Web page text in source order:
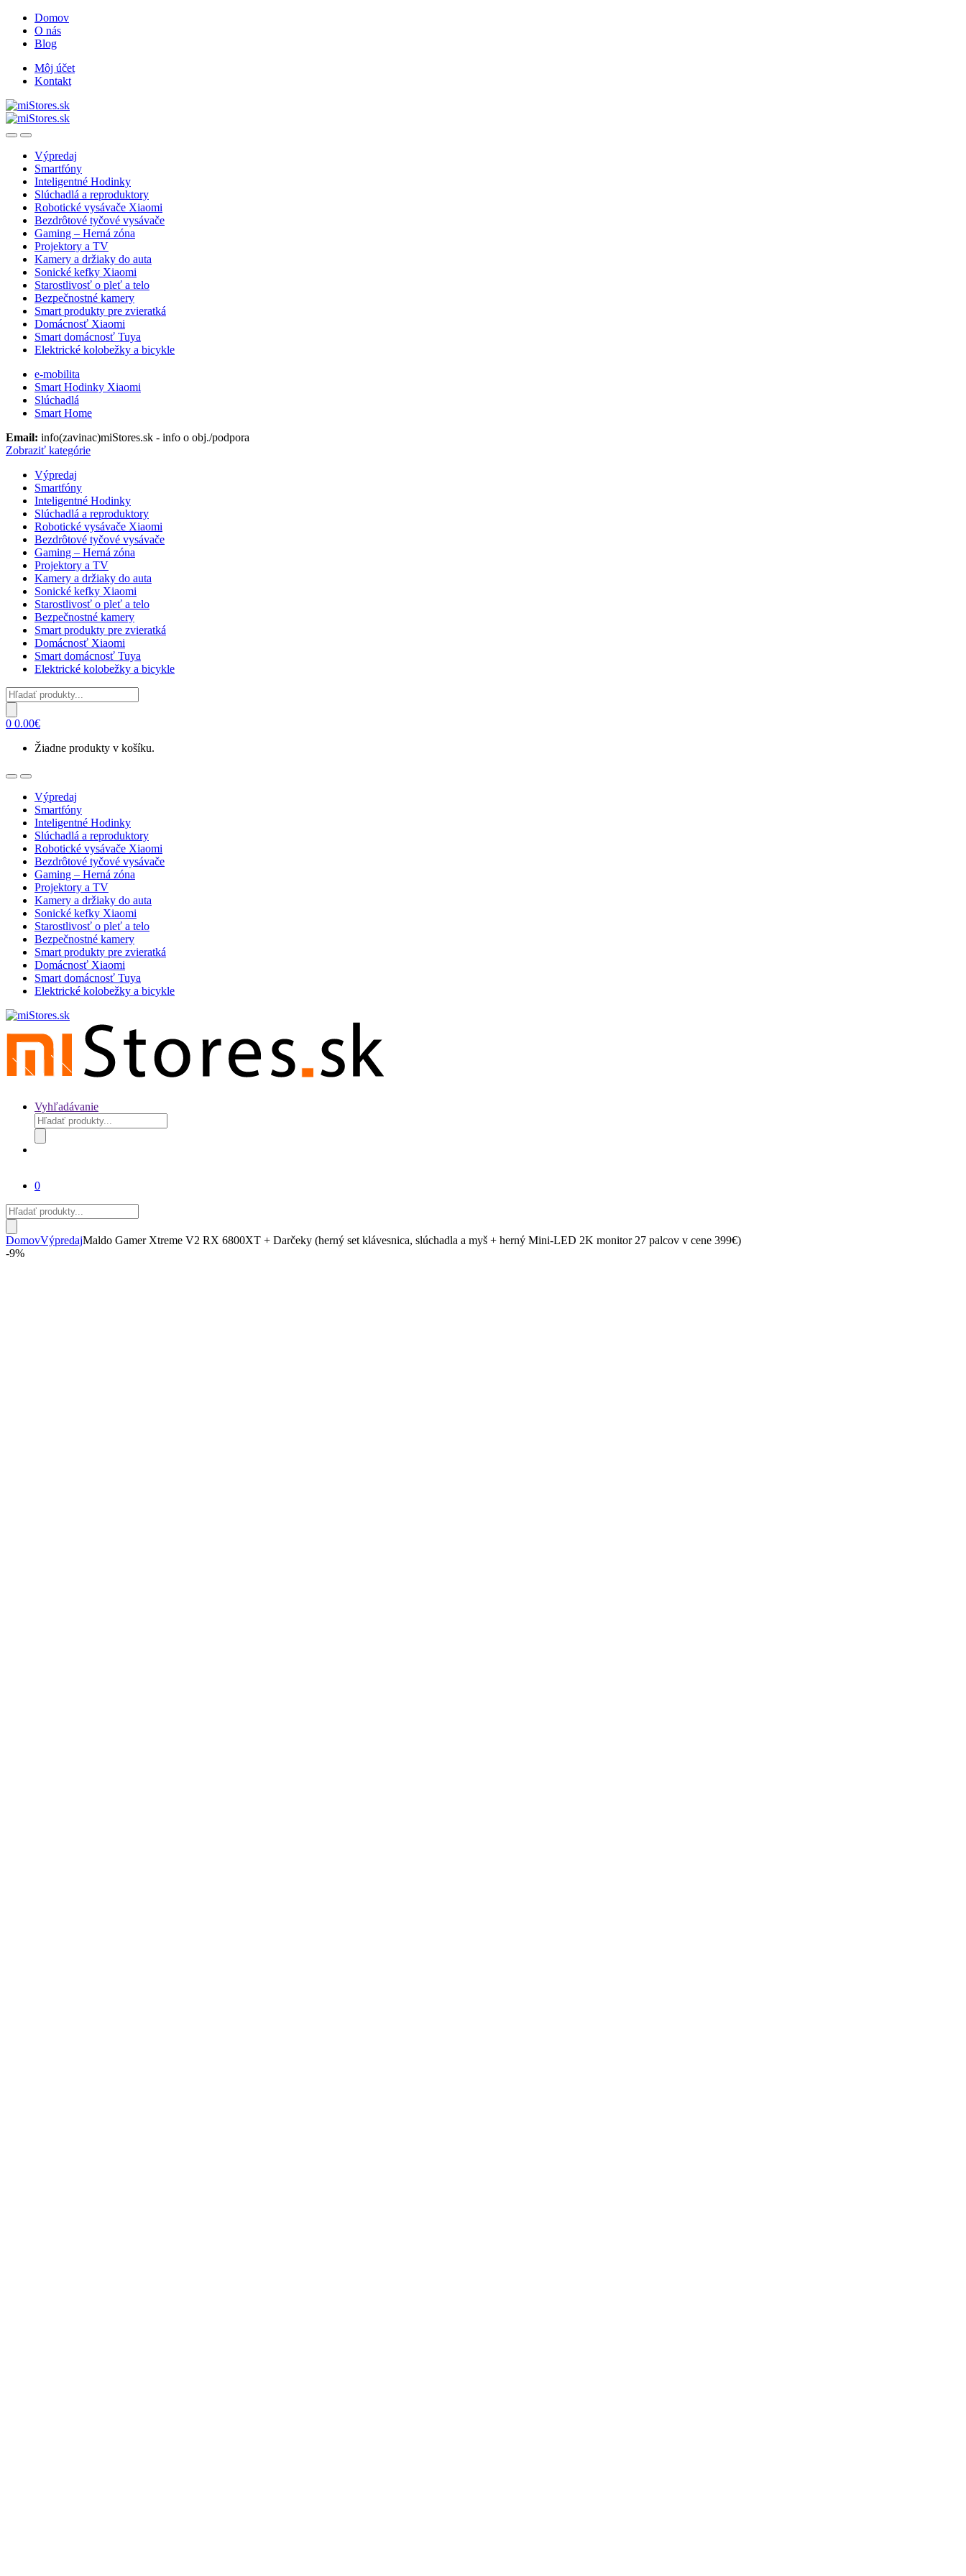
Skip
navigation
Skip
content
Domov
O nás
Blog
Môj účet
Kontakt
OpenClose
Výpredaj
Smartfóny
Inteligentné Hodinky
Slúchadlá a reproduktory
Robotické vysávače Xiaomi
Bezdrôtové tyčové vysávače
Gaming – Herná zóna
Projektory a TV
Kamery a držiaky do auta
Sonické kefky Xiaomi
Starostlivosť o pleť a telo
Bezpečnostné kamery
Smart produkty pre zvieratká
Domácnosť Xiaomi
Smart domácnosť Tuya
Elektrické kolobežky a bicykle
e-mobilita
Smart Hodinky Xiaomi
Slúchadlá
Smart Home
Email: info(zavinac)miStores.sk - info o obj./podpora
Zobraziť kategórie
Výpredaj
Smartfóny
Inteligentné Hodinky
Slúchadlá a reproduktory
Robotické vysávače Xiaomi
Bezdrôtové tyčové vysávače
Gaming – Herná zóna
Projektory a TV
Kamery a držiaky do auta
Sonické kefky Xiaomi
Starostlivosť o pleť a telo
Bezpečnostné kamery
Smart produkty pre zvieratká
Domácnosť Xiaomi
Smart domácnosť Tuya
Elektrické kolobežky a bicykle
Products
search
0 0.00€
Žiadne produkty v košíku.
OpenClose
Výpredaj
Smartfóny
Inteligentné Hodinky
Slúchadlá a reproduktory
Robotické vysávače Xiaomi
Bezdrôtové tyčové vysávače
Gaming – Herná zóna
Projektory a TV
Kamery a držiaky do auta
Sonické kefky Xiaomi
Starostlivosť o pleť a telo
Bezpečnostné kamery
Smart produkty pre zvieratká
Domácnosť Xiaomi
Smart domácnosť Tuya
Elektrické kolobežky a bicykle
Vyhľadávanie
Products
search
0
Products
search
DomovVýpredajMaldo Gamer Xtreme V2 RX 6800XT + Darčeky (herný set klávesnica, slúchadla a myš + herný Mini-LED 2K monitor 27 palcov v cene 399€)
-9%